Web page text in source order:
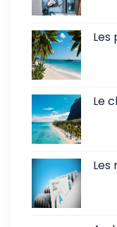
Les
Le
Les